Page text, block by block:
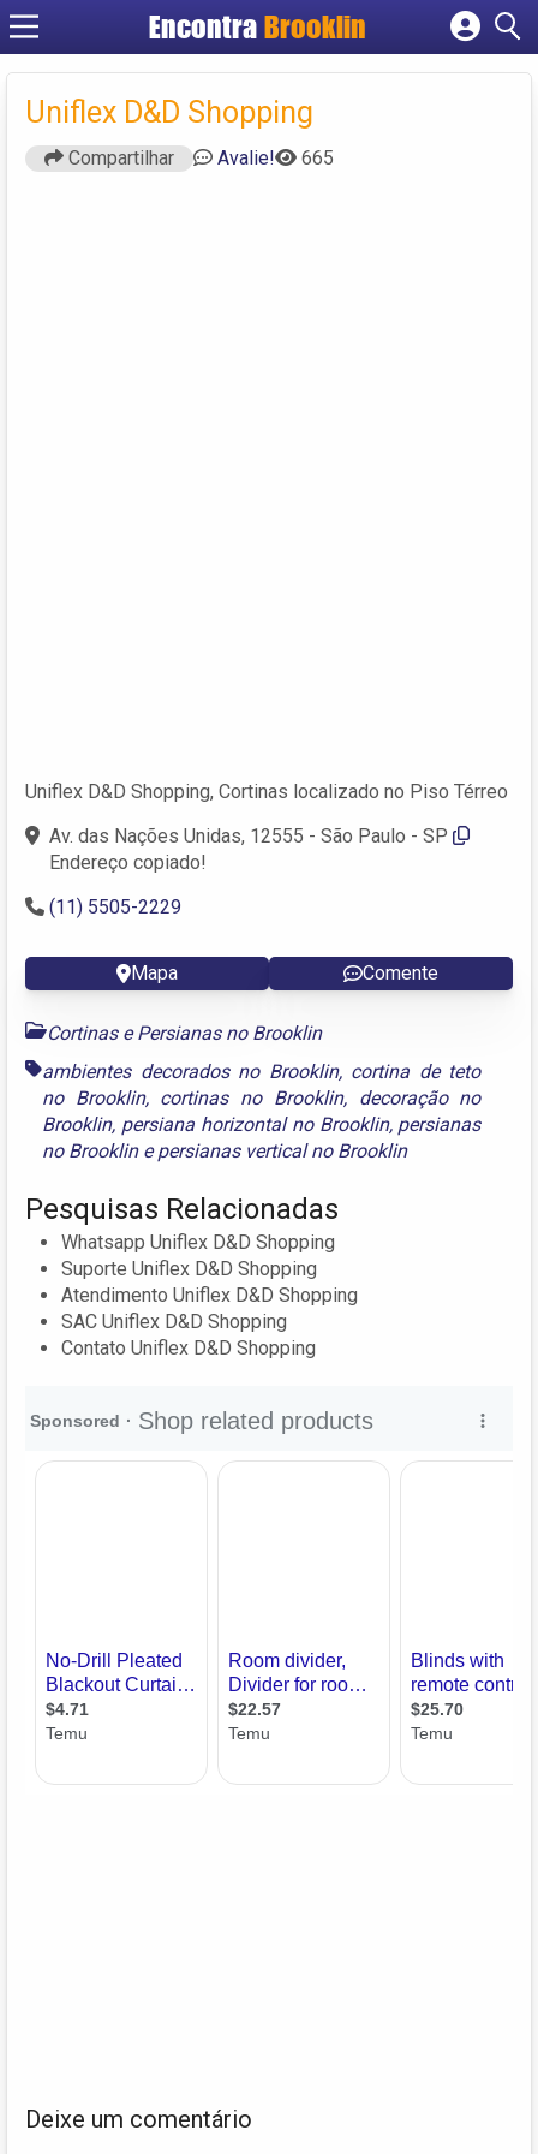
Encontra Brooklin
Cadastrar empresa
Criar conta
Uniflex D&D Shopping
Compartilhar Avalie! 665
Uniflex D&D Shopping, Cortinas localizado no Piso Térreo
Av. das Nações Unidas, 12555 - São Paulo - SP
Endereço copiado!
(11) 5505-2229
Mapa Comente
Cortinas e Persianas no Brooklin
ambientes decorados no Brooklin, cortina de teto
no Brooklin, cortinas no Brooklin, decoração no
Brooklin, persiana horizontal no Brooklin, persianas
no Brooklinepersianas vertical no Brooklin
Pesquisas Relacionadas
Whatsapp Uniflex D&D Shopping
Suporte Uniflex D&D Shopping
Atendimento Uniflex D&D Shopping
SAC Uniflex D&D Shopping
Contato Uniflex D&D Shopping
Deixe um comentário